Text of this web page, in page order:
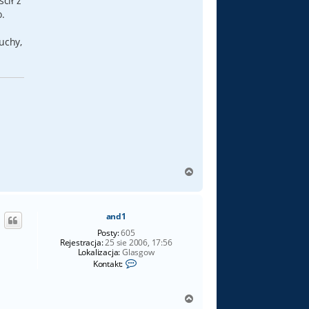
g
and1
Posty:605
Rejestracja:25 sie 2006, 17:56
Lokalizacja:Glasgow
Kontakt:
S